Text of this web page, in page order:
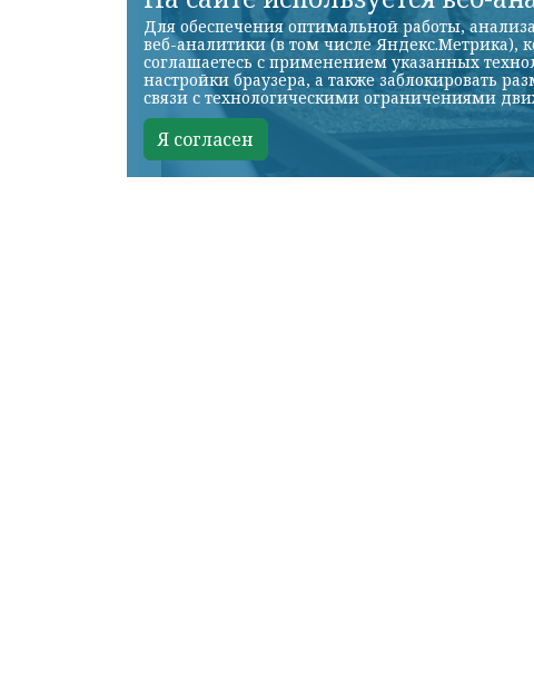
Для обеспечения оптимальной работы,
веб-аналитики (в том числе Яндекс.Метрика),
соглашаетесь с применением указанных
настройки браузера, а также заблокировать
связи с технологическими ограничениями
Я согласен